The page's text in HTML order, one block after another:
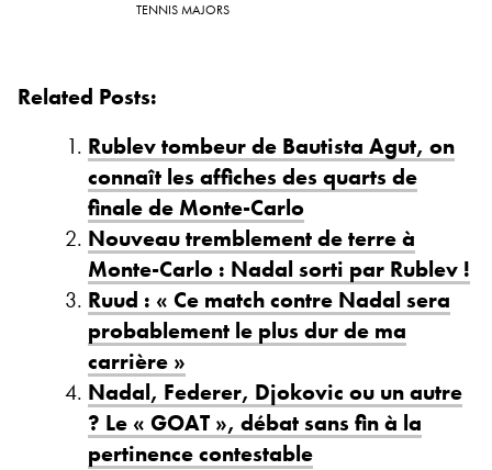
TENNIS MAJORS
Related Posts:
Rublev tombeur de Bautista Agut, on
connaît les affiches des quarts de
finale de Monte-Carlo
Nouveau tremblement de terre à
Monte-Carlo : Nadal sorti par Rublev !
Ruud : « Ce match contre Nadal sera
probablement le plus dur de ma
carrière »
Nadal, Federer, Djokovic ou un autre
? Le « GOAT », débat sans fin à la
pertinence contestable